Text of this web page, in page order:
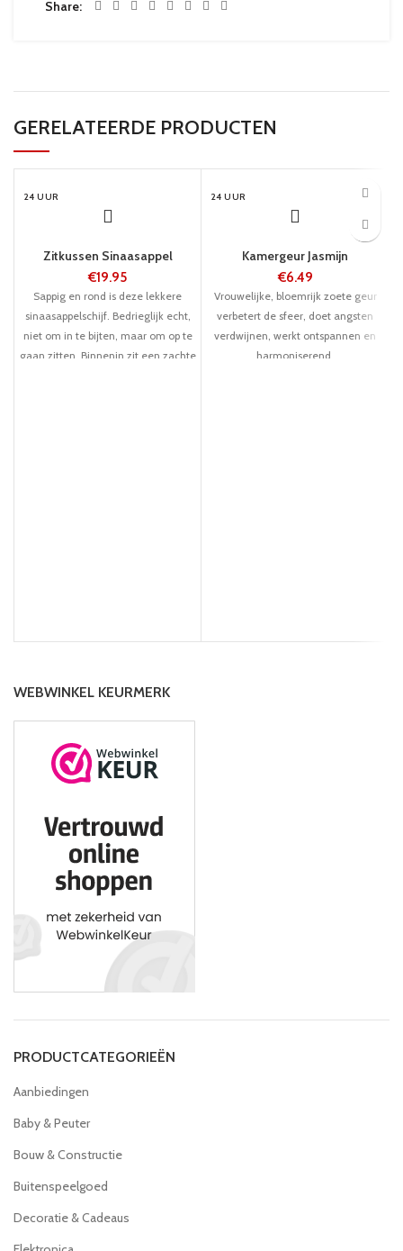
Share
GERELATEERDE PRODUCTEN
24 UUR
Zitkussen Sinaasappel
€19.95
Sappig en rond is deze lekkere
sinaasappelschijf. Bedrieglijk echt,
niet om in te bijten, maar om op te
gaan zitten. Binnenin zit een zachte
24 UUR
Kamergeur Jasmijn
€6.49
Vrouwelijke, bloemrijk zoete geur
verbetert de sfeer, doet angsten
verdwijnen, werkt ontspannen en
harmoniserend.
WEBWINKEL KEURMERK
PRODUCTCATEGORIEËN
Aanbiedingen
Baby & Peuter
Bouw & Constructie
Buitenspeelgoed
Decoratie & Cadeaus